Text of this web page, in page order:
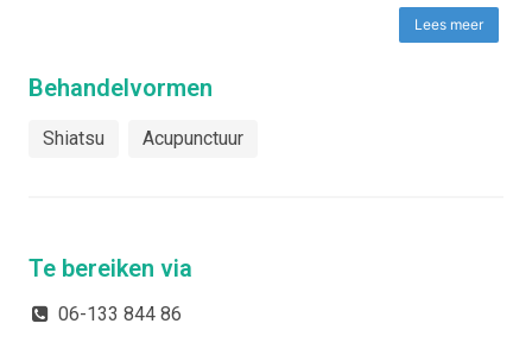
Visie
verbinden met je bestemming.
Lees meer
Behandelvormen
Shiatsu Acupunctuur
Te bereiken via
06-133 844 86